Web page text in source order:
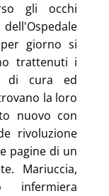
gli occhi
giorno si
trattenuti i
di cura ed
la loro
nuovo con
rivoluzione
pagine di un
Mariuccia,